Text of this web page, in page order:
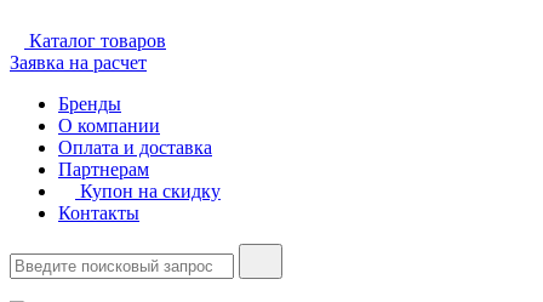
Каталог товаров
Заявка на расчет
Бренды
О компании
Оплата и доставка
Партнерам
Купон на скидку
Контакты